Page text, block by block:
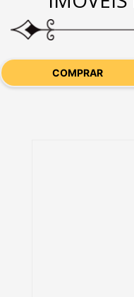
COMPRAR